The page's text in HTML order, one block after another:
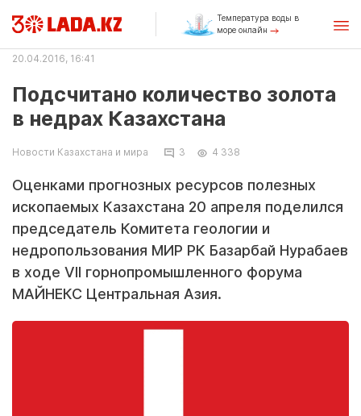
Температура воды в
море онлайн
20.04.2016, 16:41
Подсчитано количество золота
в недрах Казахстана
Новости Казахстана и мира 3 4 338
Оценками прогнозных ресурсов полезных
ископаемых Казахстана 20 апреля поделился
председатель Комитета геологии и
недропользования МИР РК Базарбай Нурабаев
в ходе VII горнопромышленного форума
МАЙНЕКС Центральная Азия.